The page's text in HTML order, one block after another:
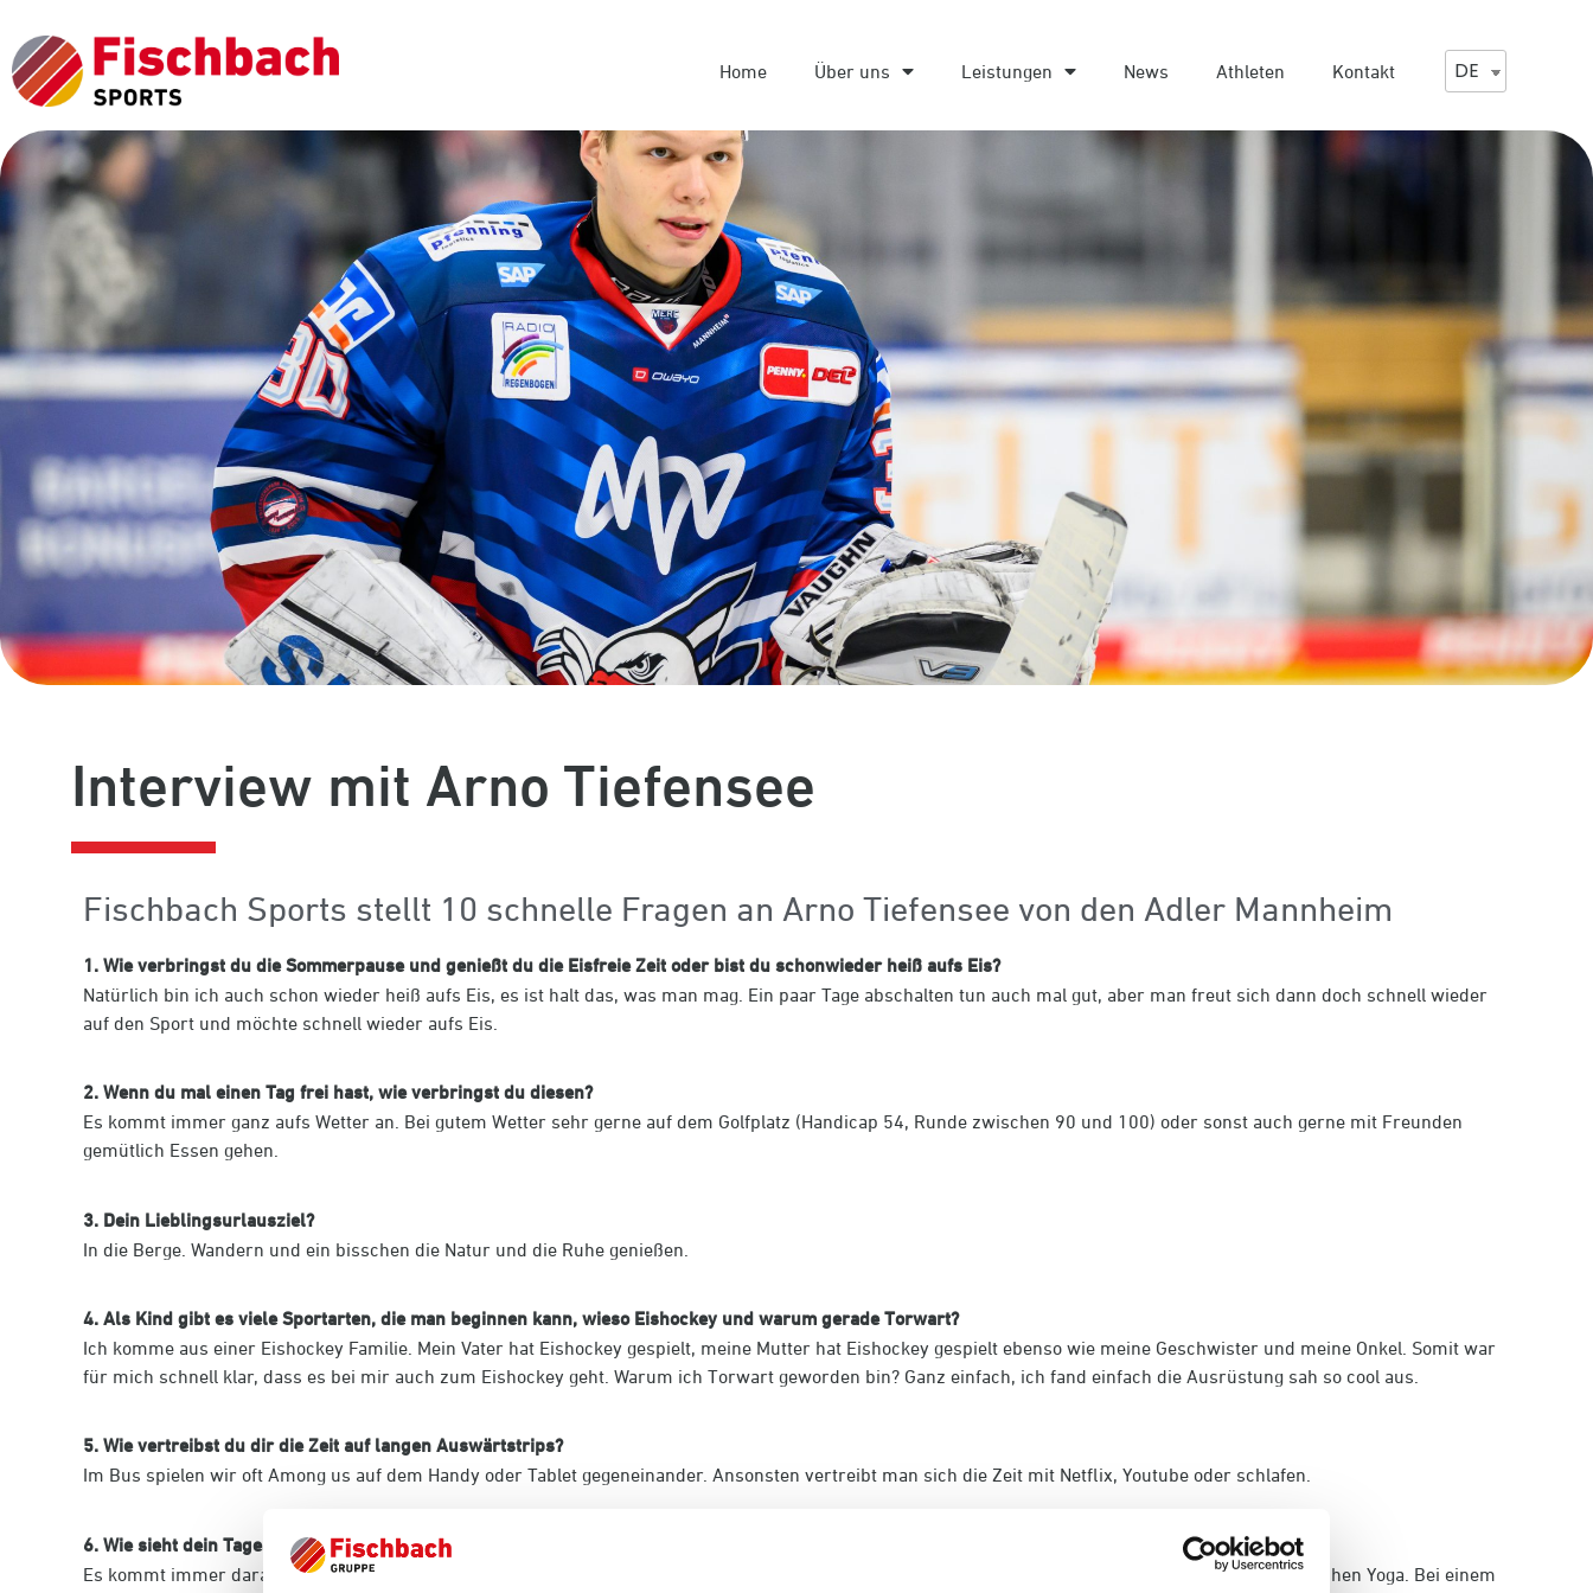
Home Über uns Leistungen News Athleten Kontakt DE
Interview mit Arno Tiefensee
Fischbach Sports stellt 10 schnelle Fragen an Arno Tiefensee von den Adler Mannheim
1. Wie verbringst du die Sommerpause und genießt du die Eisfreie Zeit oder bist du schonwieder heiß aufs Eis?
Natürlich bin ich auch schon wieder heiß aufs Eis, es ist halt das, was man mag. Ein paar Tage abschalten tun auch mal gut, aber man freut sich dann doch schnell wieder
auf den Sport und möchte schnell wieder aufs Eis.
2. Wenn du mal einen Tag frei hast, wie verbringst du diesen?
Es kommt immer ganz aufs Wetter an. Bei gutem Wetter sehr gerne auf dem Golfplatz (Handicap 54, Runde zwischen 90 und 100) oder sonst auch gerne mit Freunden
gemütlich Essen gehen.
3. Dein Lieblingsurlausziel?
In die Berge. Wandern und ein bisschen die Natur und die Ruhe genießen.
4. Als Kind gibt es viele Sportarten, die man beginnen kann, wieso Eishockey und warum gerade Torwart?
Ich komme aus einer Eishockey Familie. Mein Vater hat Eishockey gespielt, meine Mutter hat Eishockey gespielt ebenso wie meine Geschwister und meine Onkel. Somit war
für mich schnell klar, dass es bei mir auch zum Eishockey geht. Warum ich Torwart geworden bin? Ganz einfach, ich fand einfach die Ausrüstung sah so cool aus.
5. Wie vertreibst du dir die Zeit auf langen Auswärtstrips?
Im Bus spielen wir oft Among us auf dem Handy oder Tablet gegeneinander. Ansonsten vertreibt man sich die Zeit mit Netflix, Youtube oder schlafen.
6. Wie sieht dein Tagesablauf an einem Spieltag aus?
Es kommt immer darauf an, wann Spielbeginn ist. Bei einem Spielbeginn um die Mittagszeit stehe ich gegen 8 Uhr auf, Frühstücke und mache ein bisschen Yoga. Bei einem